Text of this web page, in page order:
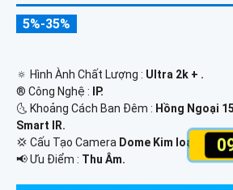
5%-35%
🔅 Hình Ành Chất Lượng : Ultra 2k + .
®️ Công Nghệ :
IP.
🌜 Khoảng Cách Ban Đêm : Hồng Ngoại
Smart IR.
💢 Cấu Tạo Camera Dome Kim loại +
️📢 Ưu Điểm : Thu Âm.